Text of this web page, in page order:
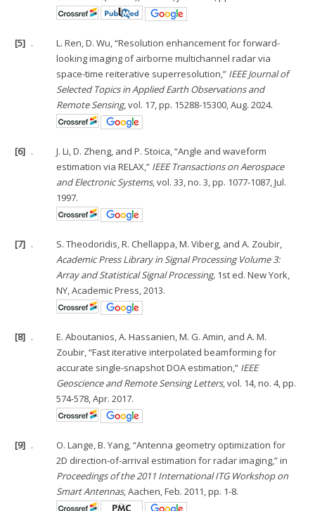
[5] .
L. Ren, D. Wu, “Resolution enhancement for forward-
looking imaging of airborne multichannel radar via
space-time reiterative superresolution,” IEEE Journal of
Selected Topics in Applied Earth Observations and
Remote Sensing, vol. 17, pp. 15288-15300, Aug. 2024.
[6] .
J. Li, D. Zheng, and P. Stoica, “Angle and waveform
estimation via RELAX,” IEEE Transactions on Aerospace
and Electronic Systems, vol. 33, no. 3, pp. 1077-1087, Jul.
1997.
[7] .
S. Theodoridis, R. Chellappa, M. Viberg, and A. Zoubir,
Academic Press Library in Signal Processing Volume 3:
Array and Statistical Signal Processing, 1st ed. New York,
NY, Academic Press, 2013.
[8] .
E. Aboutanios, A. Hassanien, M. G. Amin, and A. M.
Zoubir, “Fast iterative interpolated beamforming for
accurate single-snapshot DOA estimation,” IEEE
Geoscience and Remote Sensing Letters, vol. 14, no. 4, pp.
574-578, Apr. 2017.
[9] .
O. Lange, B. Yang, “Antenna geometry optimization for
2D direction-of-arrival estimation for radar imaging,” in
Proceedings of the 2011 International ITG Workshop on
Smart Antennas, Aachen, Feb. 2011, pp. 1-8.